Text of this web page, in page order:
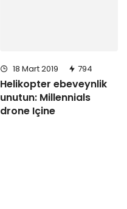
18 Mart 2019 794
Helikopter ebeveynlik
unutun: Millennials
drone Içine